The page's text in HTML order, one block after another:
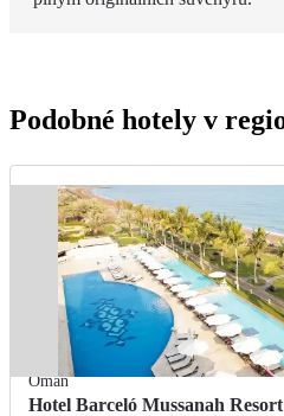
Podobné hotely v
Omán
Hotel Barceló Mussanah Resort